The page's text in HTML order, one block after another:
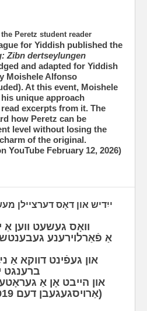
Peretz student reader
for Yiddish published the
Zibn dertseylungen
and adapted for Yiddish
Moishele Alfonso
‪At this event, Moishele
unique approach
excerpts from it. The
how Peretz can be
level without losing the
of the original.
YouTube February 12, 2026)
‫ייִדיש און דאָס דערציילן
‫וואָס געשעט ווען אַ
אַ פֿאַרלוירענע
און געפֿינט דווקא אַ
ברענגט
און הייבט אָן אַ